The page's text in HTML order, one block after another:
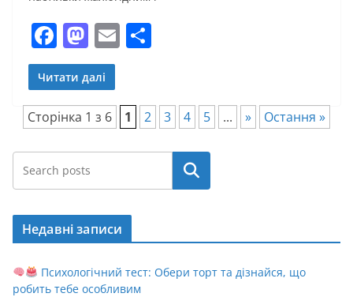
F
a
c
e
b
o
o
k
M
a
st
o
d
o
n
E
m
l л
и
т
и
я
Читати далі
Сторінка 1 з 6 1 2 3 4 5 ... » Остання »
Пошук
Недавні записи
Психологічний тест: Обери торт та дізнайся, що
робить тебе особливим